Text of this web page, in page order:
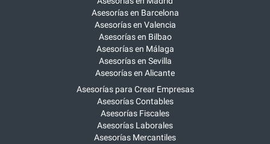
Asesorías en Barcelona
Asesorías en Valencia
Asesorías en Bilbao
Asesorías en Málaga
Asesorías en Sevilla
Asesorías en Alicante
Asesorías para Crear Empresas
Asesorías Contables
Asesorías Fiscales
Asesorías Laborales
Asesorías Mercantiles